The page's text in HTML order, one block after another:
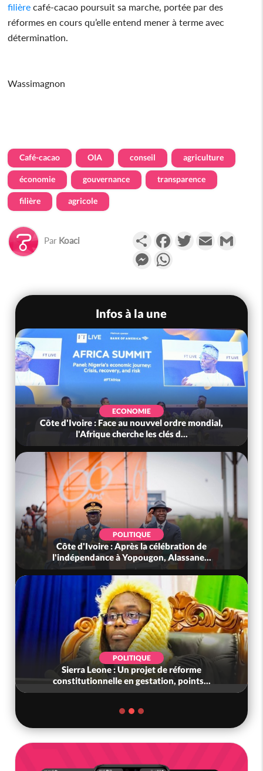
filière café-cacao poursuit sa marche, portée par des
réformes en cours qu’elle entend mener à terme avec
détermination.
Wassimagnon
Café-cacao OIA conseil agriculture
économie gouvernance transparence
filière agricole
Par Koaci PartagerFacebookTwitterEmail
Messenger
Infos à la une
ECONOMIE
Côte d'Ivoire : Face au nouvvel ordre mondial,
l'Afrique cherche les clés d...
POLITIQUE
Côte d'Ivoire : Après la célébration de
l'indépendance à Yopougon, Alassane...
POLITIQUE
Sierra Leone : Un projet de réforme
constitutionnelle en gestation, points...